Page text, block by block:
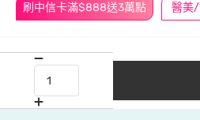
刷中信卡滿$888送3萬點